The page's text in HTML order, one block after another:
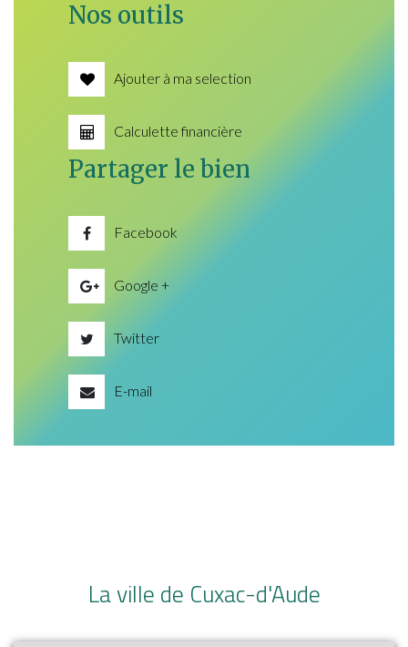
Nos outils
Ajouter à ma selection
Calculette financière
Partager le bien
Facebook
Google +
Twitter
E-mail
La ville de Cuxac-d'Aude